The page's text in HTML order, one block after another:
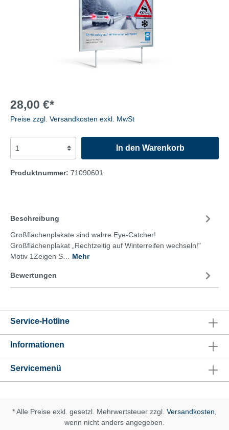
28,00 €*
Preise zzgl. Versandkosten exkl. MwSt
In den Warenkorb
Produktnummer: 71090601
Beschreibung
Großflächenplakate sind wahre Eye-Catcher!
Großflächenplakat „Rechtzeitig auf Winterreifen wechseln!"
Motiv 1Zeigen S… Mehr
Bewertungen
Service-Hotline
Informationen
Servicemenü
* Alle Preise exkl. gesetzl. Mehrwertsteuer zzgl. Versandkosten
wenn nicht anders angegeben.